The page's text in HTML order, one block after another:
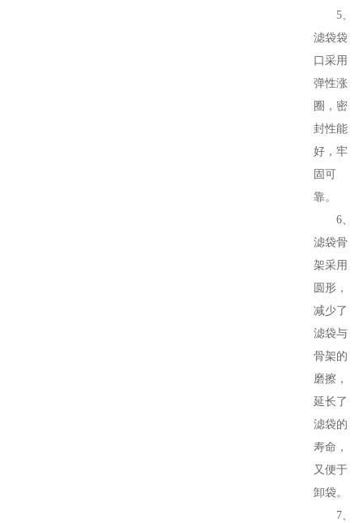
5、
滤袋袋
口采用
弹性涨
圈，密
封性能
好，牢
固可
靠。
6、
滤袋骨
架采用
圆形，
减少了
滤袋与
骨架的
磨擦，
延长了
滤袋的
寿命，
又便于
卸袋。
7、